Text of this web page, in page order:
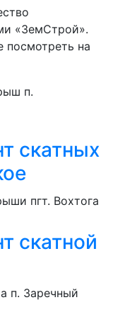
«ЗемСтрой».
на
скатных
скатной